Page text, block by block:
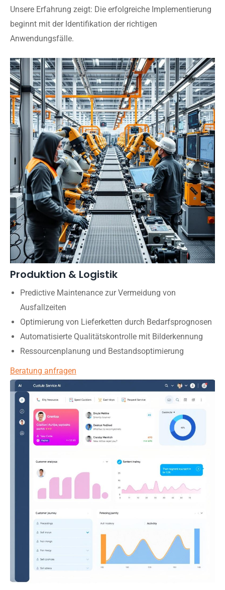
Unsere Erfahrung zeigt: Die erfolgreiche Implementierung
beginnt mit der Identifikation der richtigen
Anwendungsfälle.
Produktion & Logistik
Predictive Maintenance zur Vermeidung von
Ausfallzeiten
Optimierung von Lieferketten durch Bedarfsprognosen
Automatisierte Qualitätskontrolle mit Bilderkennung
Ressourcenplanung und Bestandsoptimierung
Beratung anfragen